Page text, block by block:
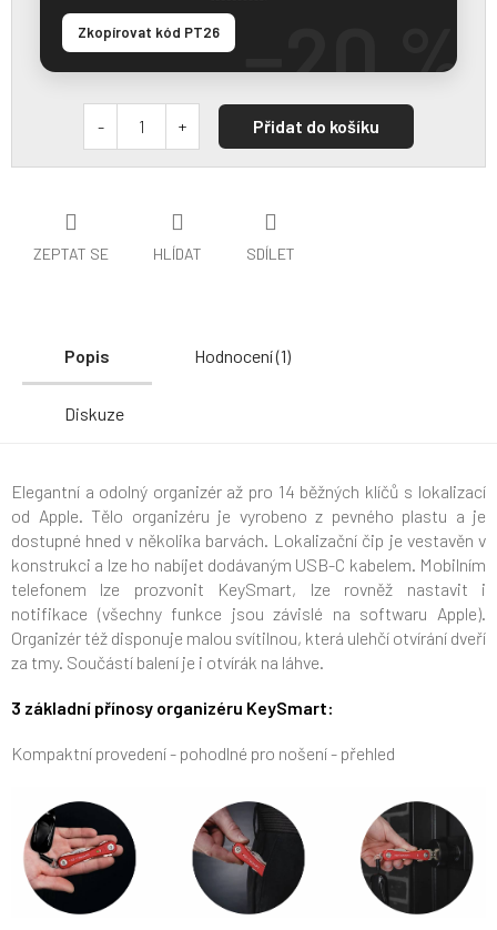
ZEPTAT SE HLÍDAT SDÍLET
Zkopírovat kód PT26 −20 %
Přidat do košíku
Popis Hodnocení (1)
Diskuze
Elegantní a odolný organizér až pro 14 běžných klíčů s lokalizací
od Apple. Tělo organizéru je vyrobeno z pevného plastu a je
dostupné hned v několika barvách. Lokalizační čip je vestavěn v
konstrukci a lze ho nabíjet dodávaným USB-C kabelem. Mobilním
telefonem lze prozvonit KeySmart, lze rovněž nastavit i
notifikace (všechny funkce jsou závislé na softwaru Apple).
Organizér též disponuje malou svítilnou, která ulehčí otvírání dveří
za tmy. Součástí balení je i otvírák na láhve.
3 základní přínosy organizéru KeySmart:
Kompaktní provedení - pohodlné pro nošení - přehled